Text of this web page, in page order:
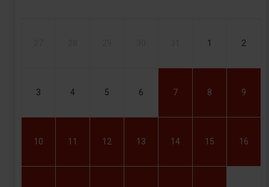
1 2
3 4 5 6 7 8 9
10 11 12 13 14 15 16